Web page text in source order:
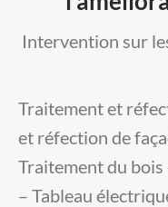
Intervention sur
Traitement et
et réfection de
Traitement du
– Tableau